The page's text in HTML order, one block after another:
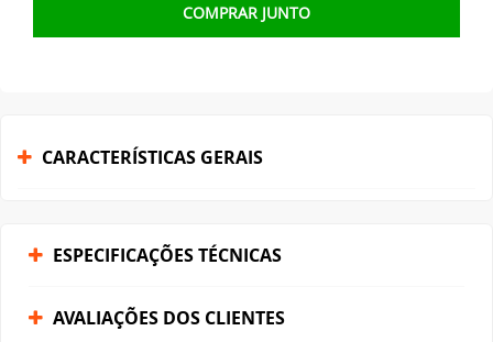
COMPRAR JUNTO
CARACTERÍSTICAS GERAIS
ESPECIFICAÇÕES TÉCNICAS
AVALIAÇÕES DOS CLIENTES